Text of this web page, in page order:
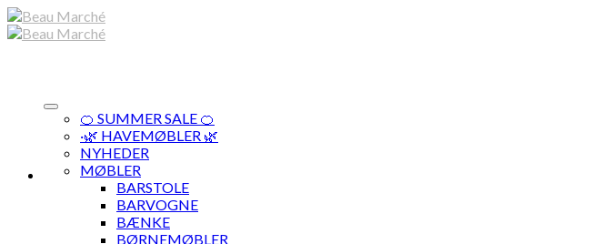
Skip
to
🍊 SUMMER SALE 🍊
·🌿 HAVEMØBLER 🌿
NYHEDER
MØBLER
BARSTOLE
BARVOGNE
BÆNKE
BØRNEMØBLER